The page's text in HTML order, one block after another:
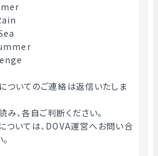
ついてのご連絡は返信いたしま
み、各自ご判断ください。
ついては、DOVA運営へお問い合